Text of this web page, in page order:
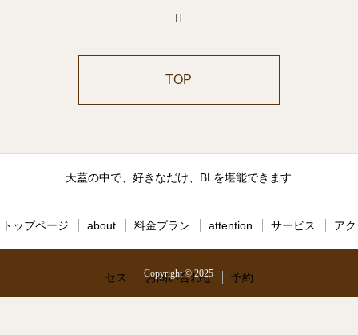
TOP
天蓋の中で、好きなだけ、BLを堪能できます
トップページ about 料金プラン attention サービス アク
セス お問い合わせ 予約
Copyright © 2025